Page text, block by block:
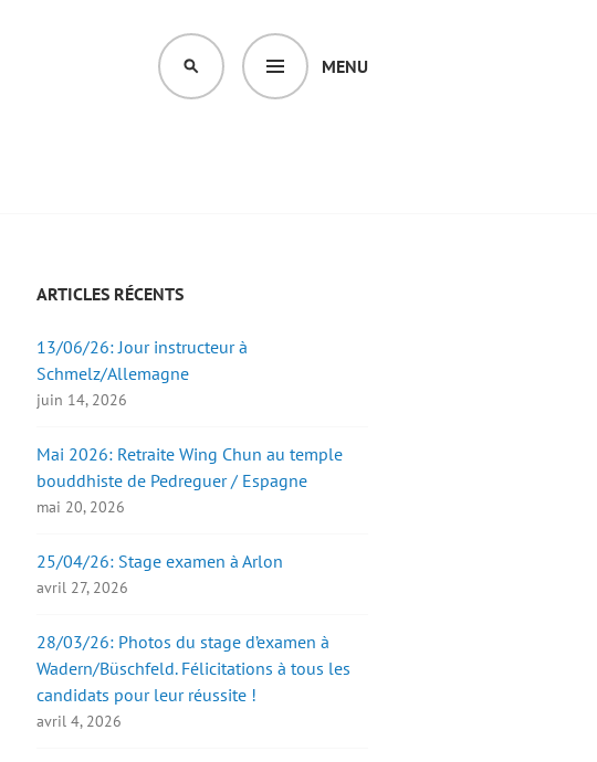
MENU
SEARCH
ARTICLES RÉCENTS
13/06/26: Jour instructeur à
Schmelz/Allemagne
juin 14, 2026
Mai 2026: Retraite Wing Chun au temple
bouddhiste de Pedreguer / Espagne
mai 20, 2026
25/04/26: Stage examen à Arlon
avril 27, 2026
28/03/26: Photos du stage d’examen à
Wadern/Büschfeld. Félicitations à tous les
candidats pour leur réussite !
avril 4, 2026